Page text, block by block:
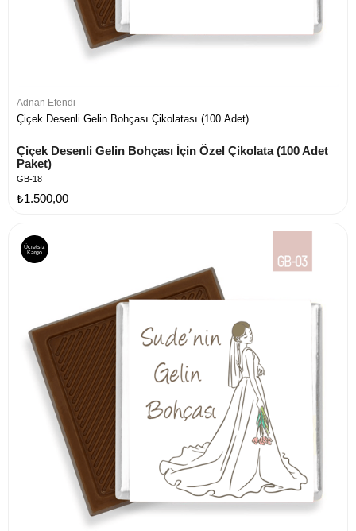
Adnan Efendi
Çiçek Desenli Gelin Bohçası Çikolatası (100 Adet)
Çiçek Desenli Gelin Bohçası İçin Özel Çikolata (100 Adet
Paket)
GB-18
₺1.500,00
Ücretsiz
Kargo